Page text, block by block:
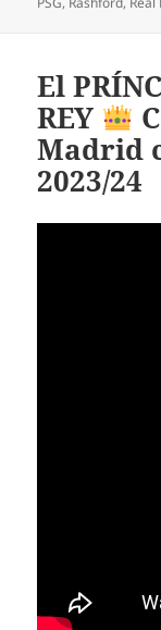
El
REY
Madrid
2023/24